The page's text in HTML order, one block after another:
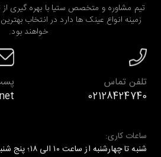
تیم مشاوره و متخصص ستیا با بهره گیری
زمینه انواع عینک ها دارد در انتخاب
خواهند بود.
تلفن تماس
02128424740
ساعات کاری:
شنبه تا چهارشنبه از ساعت ۱۰ الی ۱۸؛ پنج شنبه ها از ساعت ۱۰ الی ۱۶